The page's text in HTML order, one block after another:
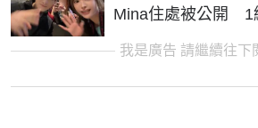
Mina住處被公開 1
我是廣告 請繼續往下